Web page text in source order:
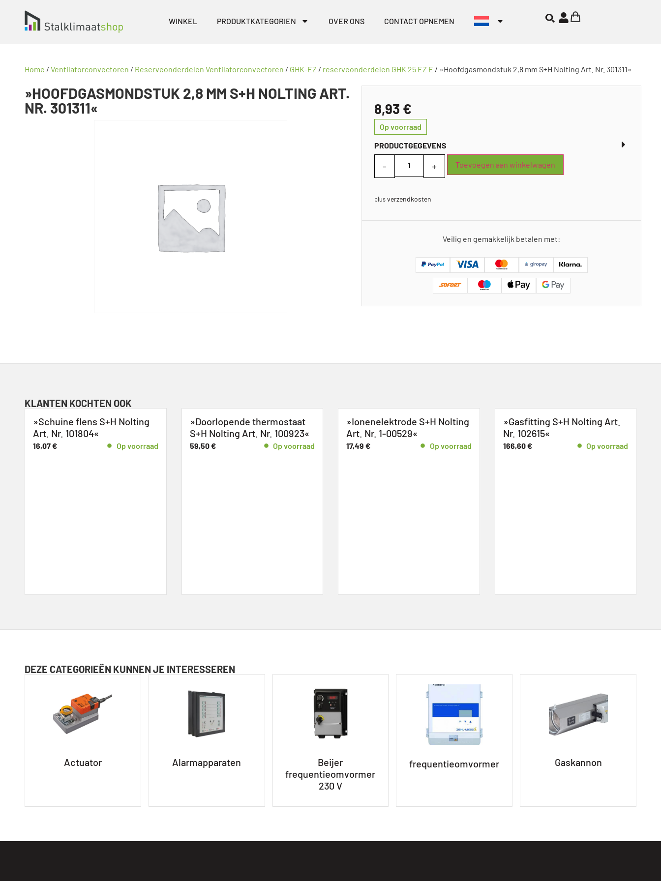
WINKEL PRODUKTKATEGORIEN OVER ONS CONTACT OPNEMEN
Home / Ventilatorconvectoren / Reserveonderdelen Ventilatorconvectoren / GHK-EZ / reserveonderdelen GHK 25 EZ E / »Hoofdgasmondstuk 2,8 mm S+H Nolting Art. Nr. 301311«
»HOOFDGASMONDSTUK 2,8 MM S+H NOLTING ART.
NR. 301311«
8,93 €
Op voorraad
PRODUCTGEGEVENS
Toevoegen aan winkelwagen
plusverzendkosten
Veilig en gemakkelijk betalen met:
KLANTEN KOCHTEN OOK
»Schuine flens S+H Nolting
Art. Nr. 101804«
16,07€ Op voorraad
»Doorlopende thermostaat
S+H Nolting Art. Nr. 100923«
59,50€ Op voorraad
»Ionenelektrode S+H Nolting
Art. Nr. 1-00529«
17,49€ Op voorraad
»Gasfitting S+H Nolting Art.
Nr. 102615«
166,60€ Op voorraad
DEZE CATEGORIEËN KUNNEN JE INTERESSEREN
Actuator Alarmapparaten
Beijer
frequentieomvormer
230 V
frequentieomvormer Gaskannon